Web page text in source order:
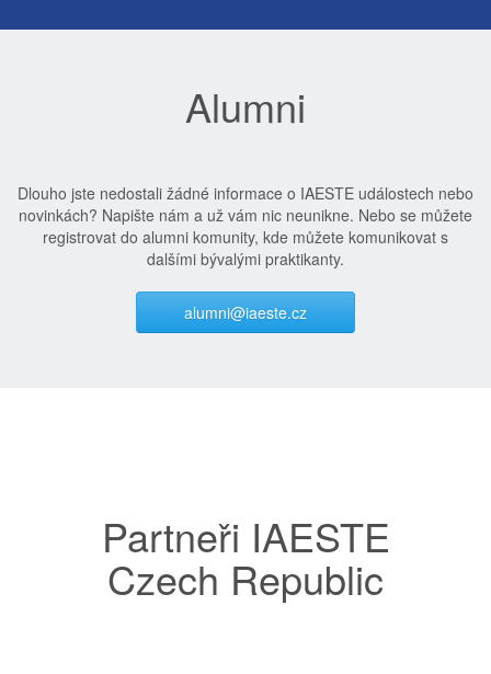
Alumni
Dlouho jste nedostali žádné informace o IAESTE událostech nebo
novinkách? Napište nám a už vám nic neunikne. Nebo se můžete
registrovat do alumni komunity, kde můžete komunikovat s
dalšími bývalými praktikanty.
alumni@iaeste.cz
Partneři IAESTE
Czech Republic